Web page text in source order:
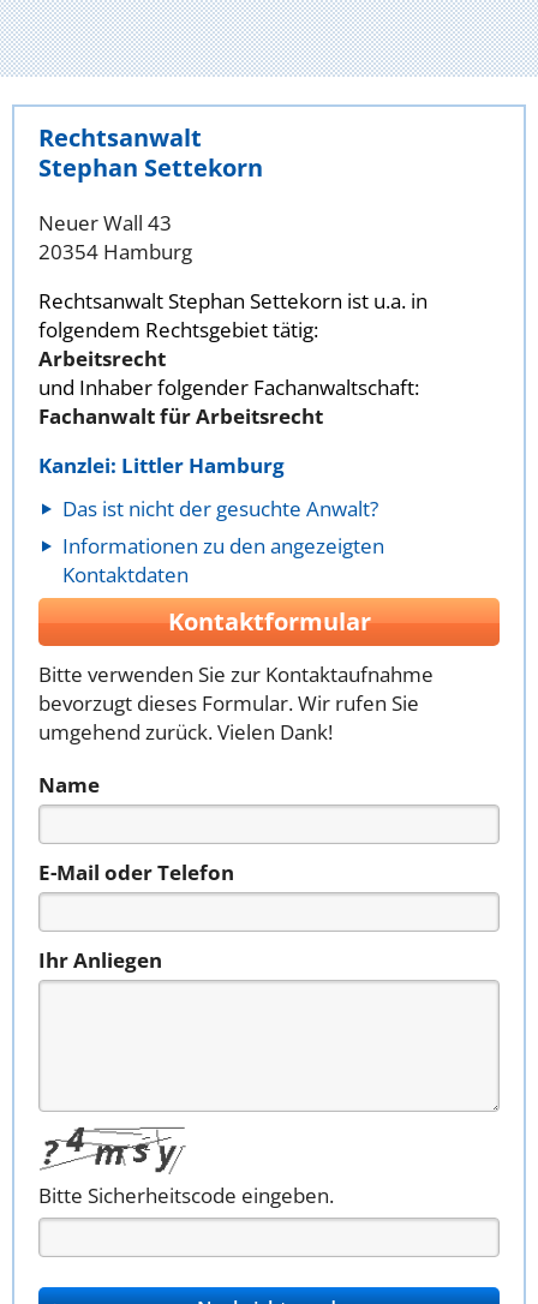
Rechtsanwalt
Stephan Settekorn
Neuer Wall 43
20354 Hamburg
Rechtsanwalt Stephan Settekorn ist u.a. in
folgendem Rechtsgebiet tätig:
Arbeitsrecht
und Inhaber folgender Fachanwaltschaft:
Fachanwalt für Arbeitsrecht
Kanzlei: Littler Hamburg
Das ist nicht der gesuchte Anwalt?
Informationen zu den angezeigten
Kontaktdaten
Kontaktformular
Bitte verwenden Sie zur Kontaktaufnahme
bevorzugt dieses Formular. Wir rufen Sie
umgehend zurück. Vielen Dank!
Name
E-Mail oder Telefon
Ihr Anliegen
Bitte Sicherheitscode eingeben.